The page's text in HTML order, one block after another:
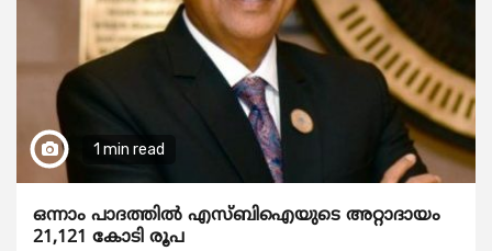
1 min read
ഒന്നാം പാദത്തിൽ എസ്ബിഐയുടെ അറ്റാദായം
21,121 കോടി രൂപ